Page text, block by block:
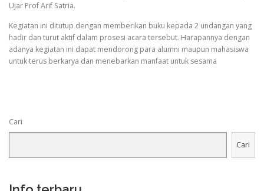
Ujar Prof Arif Satria.
Kegiatan ini ditutup dengan memberikan buku kepada 2 undangan yang
hadir dan turut aktif dalam prosesi acara tersebut. Harapannya dengan
adanya kegiatan ini dapat mendorong para alumni maupun mahasiswa
untuk terus berkarya dan menebarkan manfaat untuk sesama
Cari
Cari